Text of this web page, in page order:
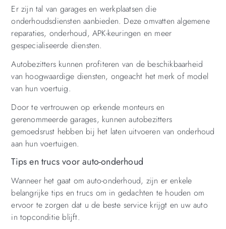
Er zijn tal van garages en werkplaatsen die
onderhoudsdiensten aanbieden. Deze omvatten algemene
reparaties, onderhoud, APK-keuringen en meer
gespecialiseerde diensten.
Autobezitters kunnen profiteren van de beschikbaarheid
van hoogwaardige diensten, ongeacht het merk of model
van hun voertuig.
Door te vertrouwen op erkende monteurs en
gerenommeerde garages, kunnen autobezitters
gemoedsrust hebben bij het laten uitvoeren van onderhoud
aan hun voertuigen.
Tips en trucs voor auto-onderhoud
Wanneer het gaat om auto-onderhoud, zijn er enkele
belangrijke tips en trucs om in gedachten te houden om
ervoor te zorgen dat u de beste service krijgt en uw auto
in topconditie blijft.